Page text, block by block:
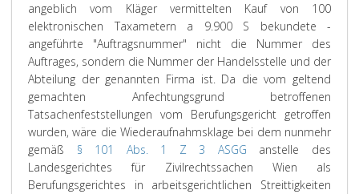
angeblich vom Kläger vermittelten Kauf von 100
elektronischen Taxametern a 9.900 S bekundete -
angeführte "Auftragsnummer" nicht die Nummer des
Auftrages, sondern die Nummer der Handelsstelle und der
Abteilung der genannten Firma ist. Da die vom geltend
gemachten Anfechtungsgrund betroffenen
Tatsachenfeststellungen vom Berufungsgericht getroffen
wurden, wäre die Wiederaufnahmsklage bei dem nunmehr
gemäß § 101 Abs. 1 Z 3 ASGG anstelle des
Landesgerichtes für Zivilrechtssachen Wien als
Berufungsgerichtes in arbeitsgerichtlichen Streittigkeiten